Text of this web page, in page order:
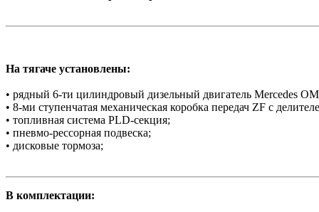
На тягаче установлены:
• рядный 6-ти цилиндровый дизельный двигатель Mercedes
• 8-ми ступенчатая механическая коробка передач ZF с
• топливная система PLD-секция;
• пневмо-рессорная подвеска;
• дисковые тормоза;
В комплектации: